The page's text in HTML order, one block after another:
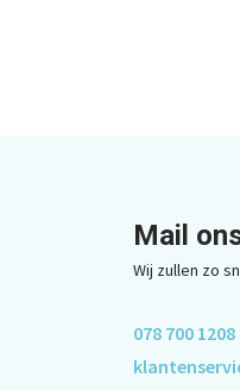
Mail
Wij zullen zo
078 700 1208